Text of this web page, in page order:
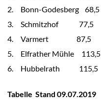
2. Bonn-Godesberg 68,5
3. Schmitzhof 77,5
4. Varmert 87,5
5. Elfrather Mühle 113,5
6. Hubbelrath 115,5
Tabelle Stand 09.07.2019